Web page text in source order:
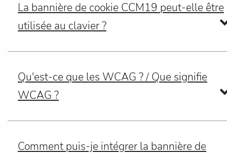
La bannière de cookie CCM19 peut-elle être
utilisée au clavier ?
Qu'est-ce que les WCAG ? / Que signifie
WCAG ?
Comment puis-je intégrer la bannière de